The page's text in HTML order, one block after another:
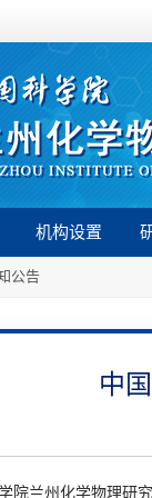
机构设置
公告
中
院兰州化学物理研